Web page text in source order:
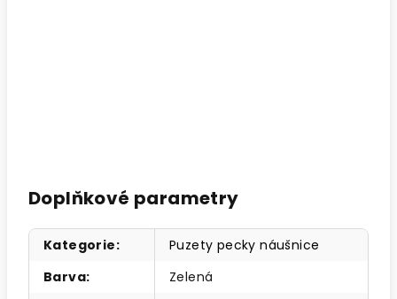
Doplňkové parametry
Kategorie:
Puzety pecky náušnice
Barva:
Zelená